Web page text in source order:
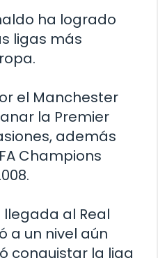
ha logrado
ligas más
el Manchester
la Premier
además
Champions
al Real
a un nivel aún
conquistar la liga